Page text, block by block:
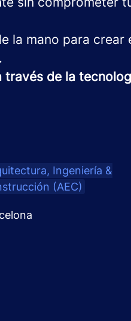
la mano para crear
de la
Ingeniería &
(AEC)